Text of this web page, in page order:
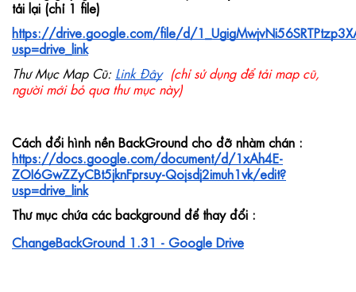
tải lại (chỉ 1 file)
https://drive.google.com/file/d/
usp=drive_link
Thư Mục Map Cũ: Link Đây (chỉ sử dụng để tải map cũ,
người mới bỏ qua thư mục này)
https://docs.google.com/document/d/1xAh4E-
ZOI6GwZZyCBt5jknFprsuy-Qojsdj2imuh1vk/edit?
usp=drive_link
Thư mục chứa các background để thay đổi :
ChangeBackGround 1.31 - Google Drive